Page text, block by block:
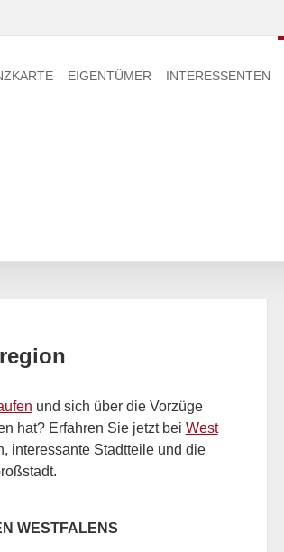
EIGENTÜMER INTERESSENTEN
und sich über die Vorzüge
hat? Erfahren Sie jetzt bei West
interessante Stadtteile und die
WESTFALENS